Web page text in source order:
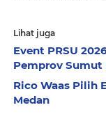
Lihat juga
Event PRSU
Pemprov
Rico Waas Pilih
Medan